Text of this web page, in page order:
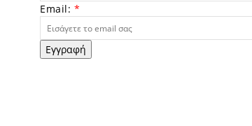
Email: *
Εγγραφή